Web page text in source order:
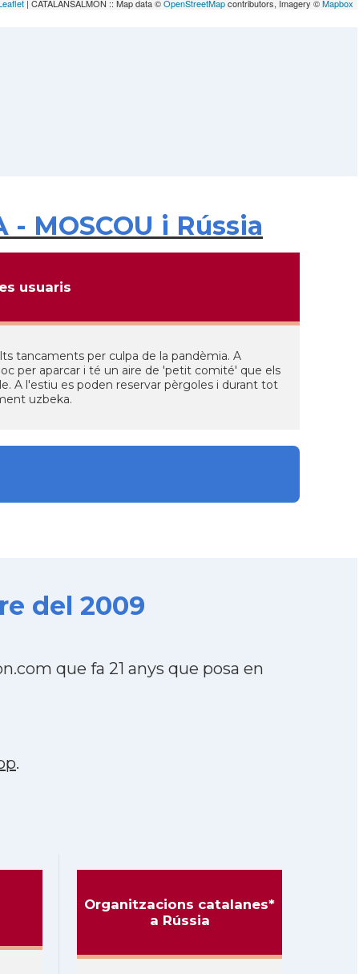
| CATALANSALMON :: Map data ©OpenStreetMapcontributors, Imagery ©Mapbox
MOSCOU i Rússia
usuaris
tancaments per culpa de la pandèmia. A
per aparcar i té un aire de 'petit comité' que els
A l'estiu es poden reservar pèrgoles i durant tot
uzbeka.
del 2009
que fa 21 anys que posa en
.
Organitzacions catalanes*
a Rússia